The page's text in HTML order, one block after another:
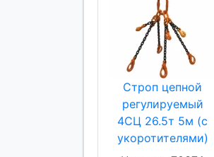
Строп цепной
регулируемый
4СЦ 26.5т 5м (с
укоротителями)